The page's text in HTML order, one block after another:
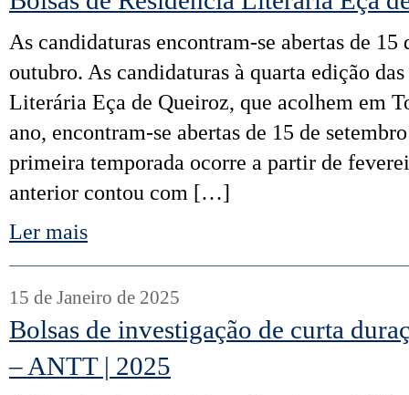
​As candidaturas encontram-se abertas de 15
outubro. As candidaturas à quarta edição
Literária Eça de Queiroz, que acolhem em
ano, encontram-se abertas de 15 de
primeira temporada ocorre a partir de
anterior contou com […]
Ler mais
15 de Janeiro de 2025
Bolsas de investigação de curta
– ANTT | 2025